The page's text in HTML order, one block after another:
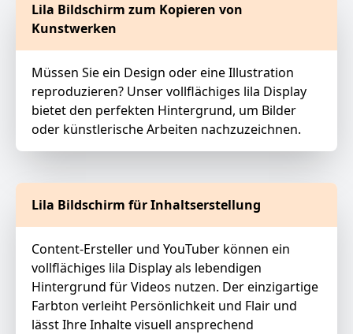
Lila Bildschirm zum Kopieren von
Kunstwerken
Müssen Sie ein Design oder eine Illustration
reproduzieren? Unser vollflächiges lila Display
bietet den perfekten Hintergrund, um Bilder
oder künstlerische Arbeiten nachzuzeichnen.
Lila Bildschirm für Inhaltserstellung
Content-Ersteller und YouTuber können ein
vollflächiges lila Display als lebendigen
Hintergrund für Videos nutzen. Der einzigartige
Farbton verleiht Persönlichkeit und Flair und
lässt Ihre Inhalte visuell ansprechend